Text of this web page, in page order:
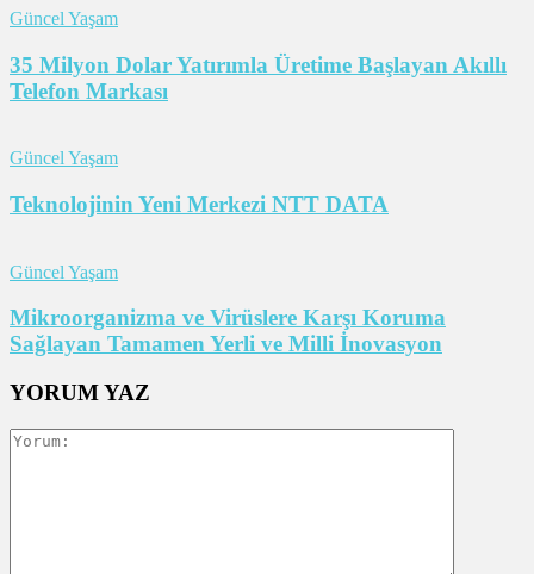
Güncel Yaşam
35 Milyon Dolar Yatırımla Üretime Başlayan Akıllı
Telefon Markası
Güncel Yaşam
Teknolojinin Yeni Merkezi NTT DATA
Güncel Yaşam
Mikroorganizma ve Virüslere Karşı Koruma
Sağlayan Tamamen Yerli ve Milli İnovasyon
YORUM YAZ